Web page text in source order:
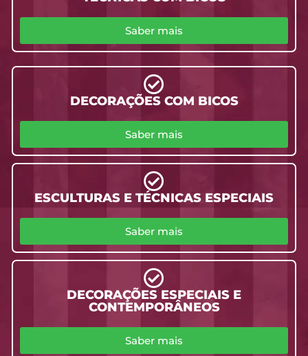
Saber mais
DECORAÇÕES COM BICOS
Saber mais
ESCULTURAS E TÉCNICAS ESPECIAIS
Saber mais
DECORAÇÕES ESPECIAIS E
CONTEMPORÂNEOS
Saber mais